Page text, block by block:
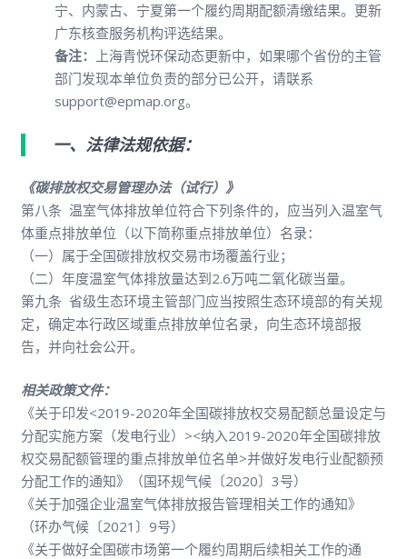
宁、内蒙古、宁夏第一个履约周期配额清缴结果。更新
广东核查服务机构评选结果。
备注：
上海青悦环保动态更新中，如果哪个省份的主管
部门发现本单位负责的部分已公开，请联系
support@epmap.org。
一、法律法规依据：
《碳排放权交易管理办法（试行）》
第八条 温室气体排放单位符合下列条件的，应当列入温室气
体重点排放单位（以下简称重点排放单位）名录：
（一）属于全国碳排放权交易市场覆盖行业；
（二）年度温室气体排放量达到2.6万吨二氧化碳当量。
第九条 省级生态环境主管部门应当按照生态环境部的有关规
定，确定本行政区域重点排放单位名录，向生态环境部报
告，并向社会公开。
相关政策文件：
《关于印发<2019-2020年全国碳排放权交易配额总量设定与
分配实施方案（发电行业）><纳入2019-2020年全国碳排放
权交易配额管理的重点排放单位名单>并做好发电行业配额预
分配工作的通知》（国环规气候〔2020〕3号）
《关于加强企业温室气体排放报告管理相关工作的通知》
（环办气候〔2021〕9号）
《关于做好全国碳市场第一个履约周期后续相关工作的通